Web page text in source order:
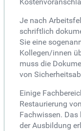
Je nach
schriftlich
Sie eine
Kollegen/innen
muss die
von
Einige
Restaurierung
Fachwissen.
der Ausbildung